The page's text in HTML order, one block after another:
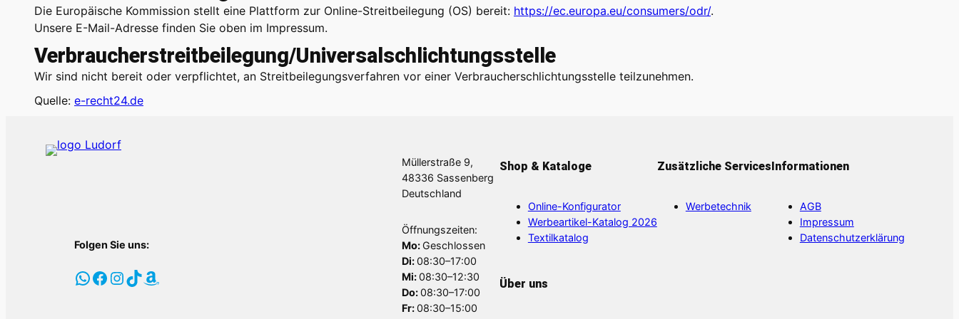
Die Europäische Kommission stellt eine Plattform zur Online-Streitbeilegung (OS) bereit: https://ec.europa.eu/consumers/odr/.
Unsere E-Mail-Adresse finden Sie oben im Impressum.
Verbraucher­streit­beilegung/Universal­schlichtungs­stelle
Wir sind nicht bereit oder verpflichtet, an Streitbeilegungsverfahren vor einer Verbraucherschlichtungsstelle teilzunehmen.
Quelle: e-recht24.de
Folgen Sie uns:
WhatsApp Facebook InstagramTikTok Amazon
Müllerstraße 9,
48336 Sassenberg
Deutschland
Öffnungszeiten:
Mo:Geschlossen
Di:08:30–17:00
Mi:08:30–12:30
Do:08:30–17:00
Fr:08:30–15:00
Shop & Kataloge
Online-Konfigurator
Werbeartikel-Katalog 2026
Textilkatalog
Über uns
Zusätzliche Services
Werbetechnik
Informationen
AGB
Impressum
Datenschutzerklärung